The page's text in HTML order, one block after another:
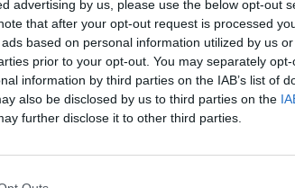
advertising by us, please use the below opt-out
that after your opt-out request is processed
based on personal information utilized by us
prior to your opt-out. You may separately
information by third parties on the IAB’s list of
also be disclosed by us to third parties on the
further disclose it to other third parties.